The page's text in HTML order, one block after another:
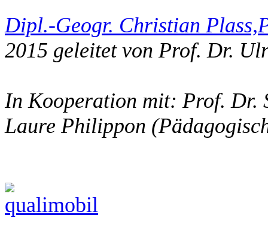
Dipl.-Geogr. Christian Plass,
2015 geleitet von Prof. Dr.
In Kooperation mit: Prof. Dr.
Laure Philippon